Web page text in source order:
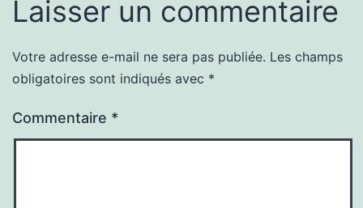
Laisser un commentaire
Votre adresse e-mail ne sera pas publiée. Les champs
obligatoires sont indiqués avec *
Commentaire *